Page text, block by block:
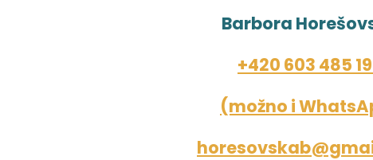
Barbora
+420 603 485
(možno i